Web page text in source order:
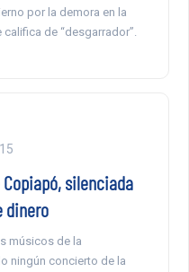
por la demora en la
de “desgarrador”.
silenciada
dinero
músicos de la
ningún concierto de la